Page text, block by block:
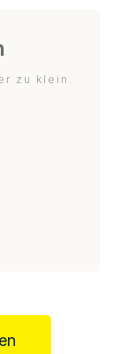
zu klein.